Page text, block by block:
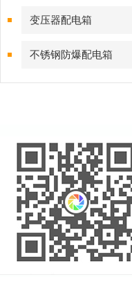
变压器配电箱
不锈钢防爆配电箱